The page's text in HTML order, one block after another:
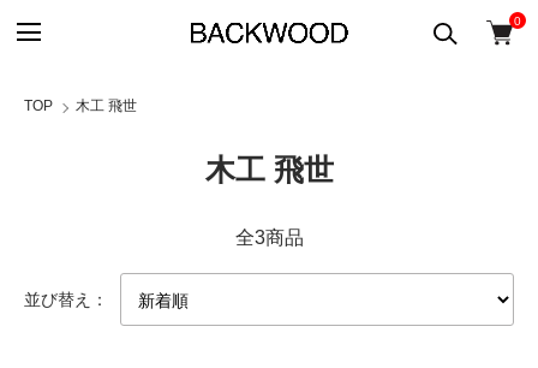
0
TOP 木工 飛世
木工 飛世
全3商品
並び替え：